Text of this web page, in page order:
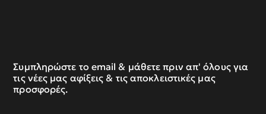
Συμπληρώστε το email & μάθετε πριν απ' όλους για
τις νέες μας αφίξεις & τις αποκλειστικές μας
προσφορές.